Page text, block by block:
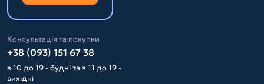
Консультація та покупки
+38 (093) 151 67 38
з 10 до 19 - будні та з 11 до 19 -
вихідні